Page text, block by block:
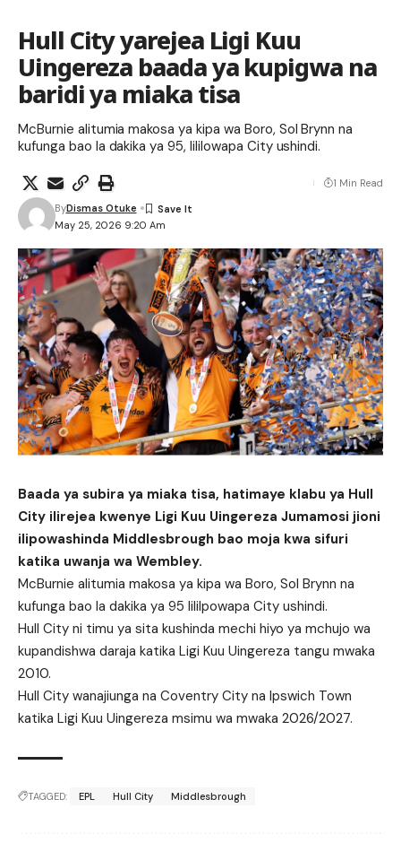
Hull City yarejea Ligi Kuu
Uingereza baada ya kupigwa na
baridi ya miaka tisa
McBurnie alitumia makosa ya kipa wa Boro, Sol Brynn na
kufunga bao la dakika ya 95, lililowapa City ushindi.
May 25, 2026 9:20 Am
ByDismas Otuke
1 Min Read
Baada ya subira ya miaka tisa, hatimaye klabu ya Hull
City ilirejea kwenye Ligi Kuu Uingereza Jumamosi jioni
ilipowashinda Middlesbrough bao moja kwa sifuri
katika uwanja wa Wembley.
McBurnie alitumia makosa ya kipa wa Boro, Sol Brynn na
kufunga bao la dakika ya 95 lililpowapa City ushindi.
Hull City ni timu ya sita kushinda mechi hiyo ya mchujo wa
kupandishwa daraja katika Ligi Kuu Uingereza tangu mwaka
2010.
Hull City wanajiunga na Coventry City na Ipswich Town
katika Ligi Kuu Uingereza msimu wa mwaka 2026/2027.
TAGGED: EPL Hull City Middlesbrough